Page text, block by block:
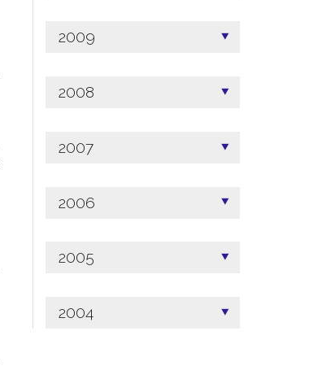
2009
2008
2007
2006
2005
2004